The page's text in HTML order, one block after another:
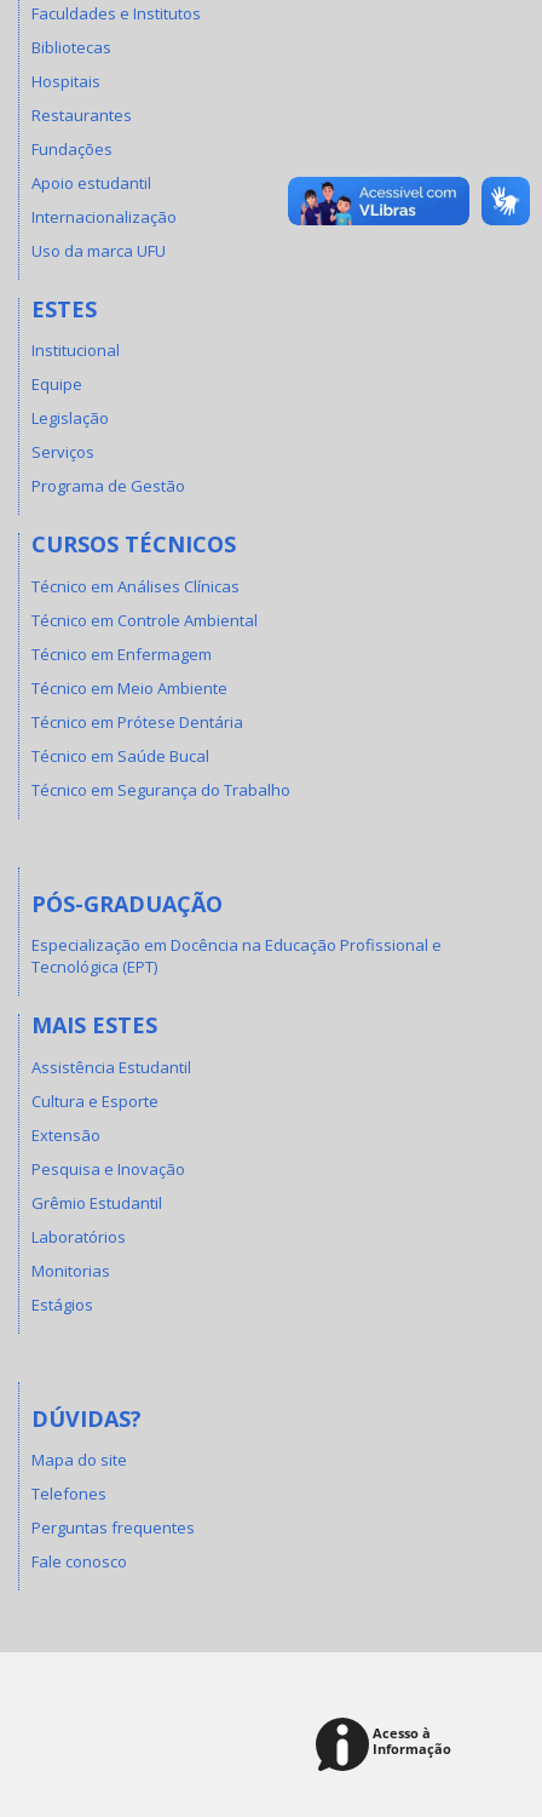
Faculdades e Institutos
Bibliotecas
Hospitais
Restaurantes
Fundações
Apoio estudantil
Internacionalização
Uso da marca UFU
ESTES
Institucional
Equipe
Legislação
Serviços
Programa de Gestão
CURSOS TÉCNICOS
Técnico em Análises Clínicas
Técnico em Controle Ambiental
Técnico em Enfermagem
Técnico em Meio Ambiente
Técnico em Prótese Dentária
Técnico em Saúde Bucal
Técnico em Segurança do Trabalho
PÓS-GRADUAÇÃO
Especialização em Docência na Educação Profissional e
Tecnológica (EPT)
MAIS ESTES
Assistência Estudantil
Cultura e Esporte
Extensão
Pesquisa e Inovação
Grêmio Estudantil
Laboratórios
Monitorias
Estágios
DÚVIDAS?
Mapa do site
Telefones
Perguntas frequentes
Fale conosco